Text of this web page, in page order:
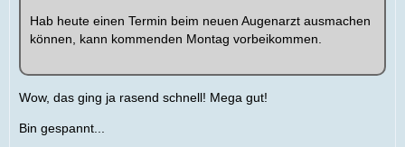
Hab heute einen Termin beim neuen Augenarzt ausmachen
können, kann kommenden Montag vorbeikommen.
Wow, das ging ja rasend schnell! Mega gut!
Bin gespannt...